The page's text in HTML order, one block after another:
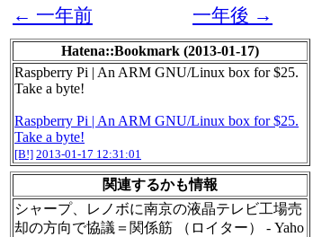
← 一年前
一年後 →
Hatena::Bookmark (2013-01-17)
Raspberry Pi | An ARM GNU/Linux box for $25.
Take a byte!
Raspberry Pi | An ARM GNU/Linux box for $25.
Take a byte!
[B!] 2013-01-17 12:31:01
関連するかも情報
シャープ、レノボに南京の液晶テレビ工場売
却の方向で協議＝関係筋 （ロイター） - Yaho